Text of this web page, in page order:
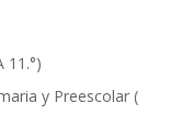
11.°)
y Preescolar (